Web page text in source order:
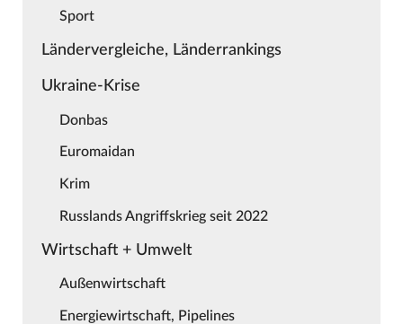
Sport
Ländervergleiche, Länderrankings
Ukraine-Krise
Donbas
Euromaidan
Krim
Russlands Angriffskrieg seit 2022
Wirtschaft + Umwelt
Außenwirtschaft
Energiewirtschaft, Pipelines